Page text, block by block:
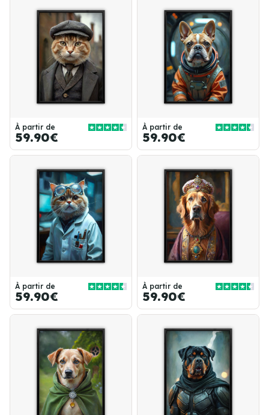
À partir de
59.90€
À partir de
59.90€
À partir de
59.90€
À partir de
59.90€